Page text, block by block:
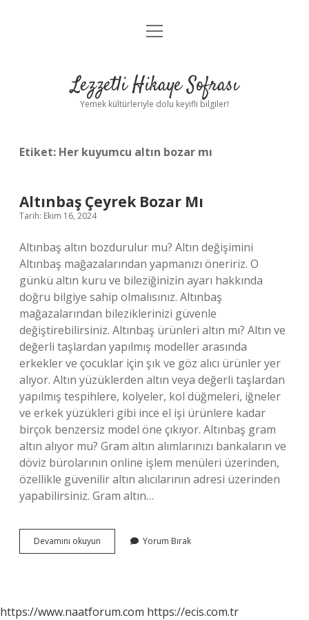
Anasayfa
Yasal Uyarı
menüyü
Lezzetli Hikaye Sofrası
Yemek kültürleriyle dolu keyifli bilgiler!
Etiket: Her kuyumcu altın bozar mı
Altınbaş Çeyrek Bozar Mı
Tarih: Ekim 16, 2024
Altınbaş altın bozdurulur mu? Altın değişimini
Altınbaş mağazalarından yapmanızı öneririz. O
günkü altın kuru ve bileziğinizin ayarı hakkında
doğru bilgiye sahip olmalısınız. Altınbaş
mağazalarından bileziklerinizi güvenle
değiştirebilirsiniz. Altınbaş ürünleri altın mı? Altın ve
değerli taşlardan yapılmış modeller arasında
erkekler ve çocuklar için şık ve göz alıcı ürünler yer
alıyor. Altın yüzüklerden altın veya değerli taşlardan
yapılmış tespihlere, kolyeler, kol düğmeleri, iğneler
ve erkek yüzükleri gibi ince el işi ürünlere kadar
birçok benzersiz model öne çıkıyor. Altınbaş gram
altın alıyor mu? Gram altın alımlarınızı bankaların ve
döviz bürolarının online işlem menüleri üzerinden,
özellikle güvenilir altın alıcılarının adresi üzerinden
yapabilirsiniz. Gram altın…
Devamını okuyun Altınbaş
Çeyrek
Yorum Bırak
https://www.naatforum.com https://ecis.com.tr